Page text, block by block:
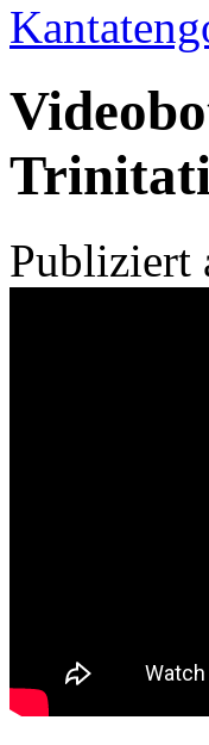
Publiziert